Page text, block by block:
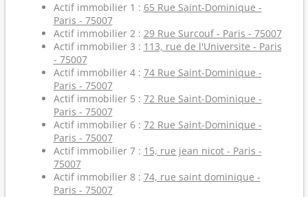
Actif immobilier 1 : 65 Rue Saint-Dominique -
Paris - 75007
Actif immobilier 2 : 29 Rue Surcouf - Paris - 75007
Actif immobilier 3 : 113, rue de l'Universite - Paris
- 75007
Actif immobilier 4 : 74 Rue Saint-Dominique -
Paris - 75007
Actif immobilier 5 : 72 Rue Saint-Dominique -
Paris - 75007
Actif immobilier 6 : 72 Rue Saint-Dominique -
Paris - 75007
Actif immobilier 7 : 15, rue jean nicot - Paris -
75007
Actif immobilier 8 : 74, rue saint dominique -
Paris - 75007